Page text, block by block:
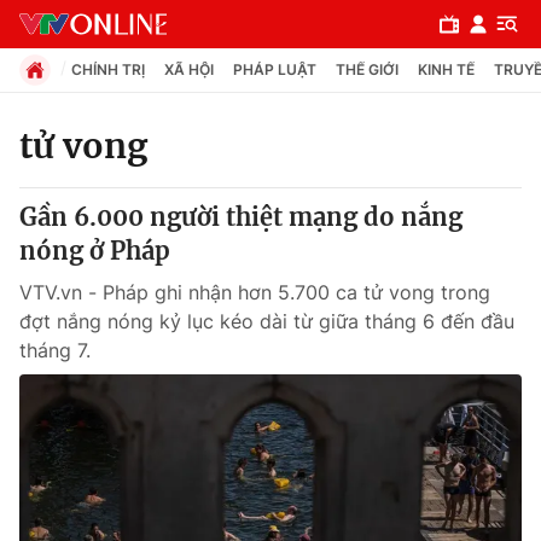
Chuyên mục
Chính trị
Xã hội
Pháp luật
Y tế
Thế giới
CHÍNH TRỊ XÃ HỘI PHÁP LUẬT THẾ GIỚI KINH TẾ
tử vong
Gần 6.000 người thiệt mạng do nắng
nóng ở Pháp
VTV.vn - Pháp ghi nhận hơn 5.700 ca tử vong trong
đợt nắng nóng kỷ lục kéo dài từ giữa tháng 6 đến đầu
tháng 7.